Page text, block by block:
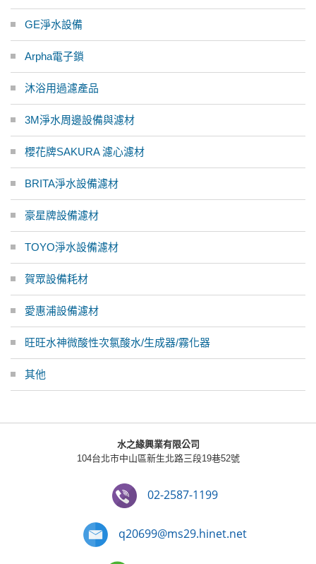
GE淨水設備
Arpha電子鎖
沐浴用過濾產品
3M淨水周邊設備與濾材
櫻花牌SAKURA 濾心濾材
BRITA淨水設備濾材
豪星牌設備濾材
TOYO淨水設備濾材
賀眾設備耗材
愛惠浦設備濾材
旺旺水神微酸性次氯酸水/生成器/霧化器
其他
水之緣興業有限公司
104台北市中山區新生北路三段19巷52號
02-2587-1199
q20699@ms29.hinet.net